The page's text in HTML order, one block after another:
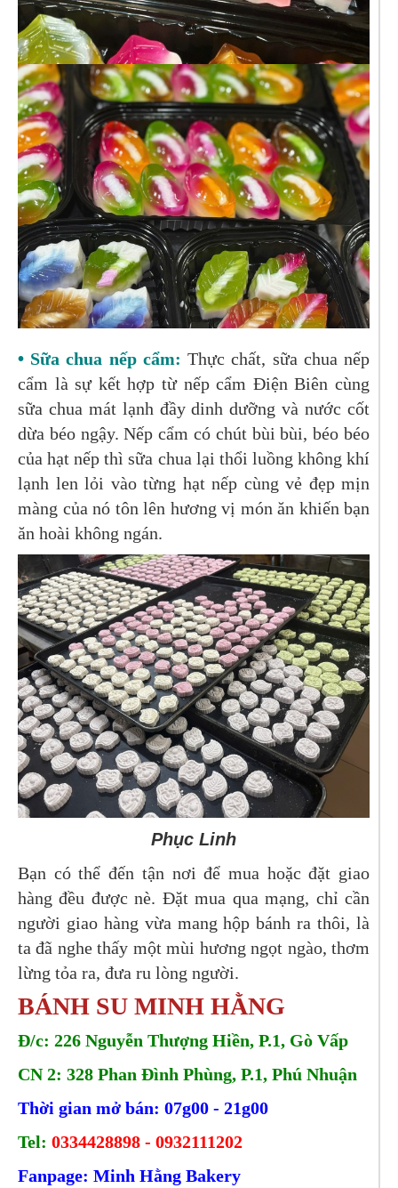
• Sữa chua nếp cẩm: Thực chất, sữa chua nếp
cẩm là sự kết hợp từ nếp cẩm Điện Biên cùng
sữa chua mát lạnh đầy dinh dưỡng và nước cốt
dừa béo ngậy. Nếp cẩm có chút bùi bùi, béo béo
của hạt nếp thì sữa chua lại thổi luồng không khí
lạnh len lỏi vào từng hạt nếp cùng vẻ đẹp mịn
màng của nó tôn lên hương vị món ăn khiến bạn
ăn hoài không ngán.
Phục Linh
Bạn có thể đến tận nơi để mua hoặc đặt giao
hàng đều được nè. Đặt mua qua mạng, chỉ cần
người giao hàng vừa mang hộp bánh ra thôi, là
ta đã nghe thấy một mùi hương ngọt ngào, thơm
lừng tỏa ra, đưa ru lòng người.
BÁNH SU MINH HẰNG
Đ/c: 226 Nguyễn Thượng Hiền, P.1, Gò Vấp
CN 2: 328 Phan Đình Phùng, P.1, Phú Nhuận
Thời gian mở bán: 07g00 - 21g00
Tel: 0334428898 - 0932111202
Fanpage: Minh Hằng Bakery